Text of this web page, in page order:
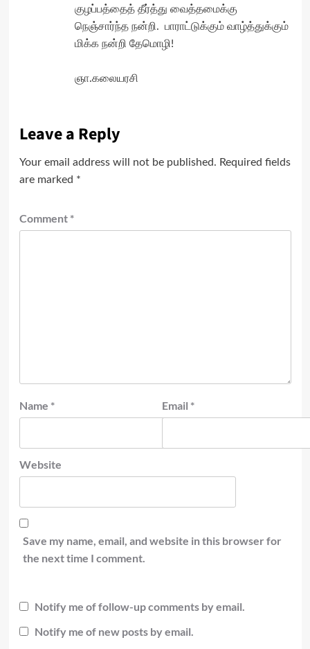
குழப்பத்தைத் தீர்த்து வைத்தமைக்கு
நெஞ்சார்ந்த நன்றி. பாராட்டுக்கும் வாழ்த்துக்கும்
மிக்க நன்றி தேமொழி!
ஞா.கலையரசி
Leave a Reply
Your email address will not be published. Required fields
are marked *
Comment *
Name * Email *
Website
Save my name, email, and website in this browser for
the next time I comment.
Notify me of follow-up comments by email.
Notify me of new posts by email.